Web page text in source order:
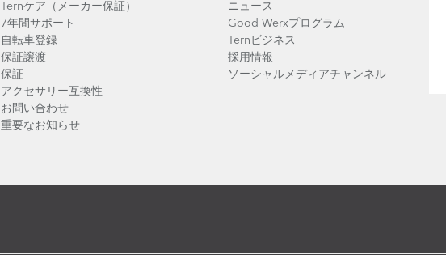
Ternケア（メーカー保証）
7年間サポート
自転車登録
保証譲渡
保証
アクセサリー互換性
お問い合わせ
重要なお知らせ
ニュース
Good Werxプログラム
Ternビジネス
採用情報
ソーシャルメディアチャンネル